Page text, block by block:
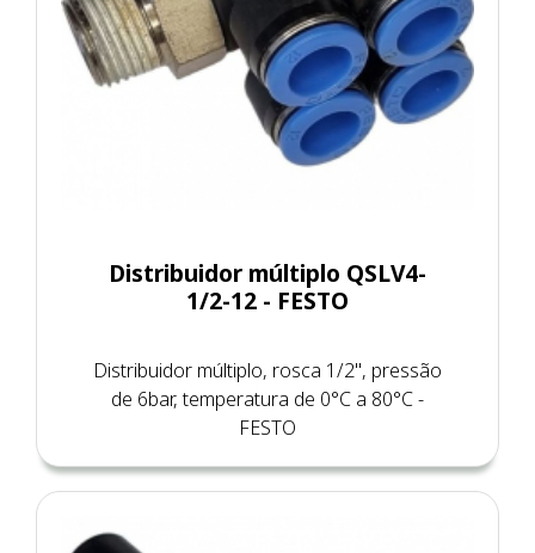
Distribuidor múltiplo QSLV4-
1/2-12 - FESTO
Distribuidor múltiplo, rosca 1/2", pressão
de 6bar, temperatura de 0°C a 80°C -
FESTO